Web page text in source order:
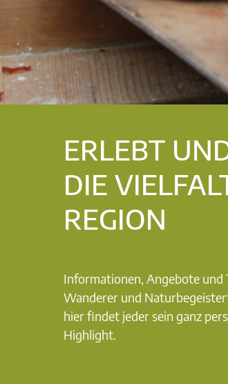
ERLEBT
DIE
REGION
Informationen, Angebote
Wanderer und
hier findet jeder sein ganz
Highlight.